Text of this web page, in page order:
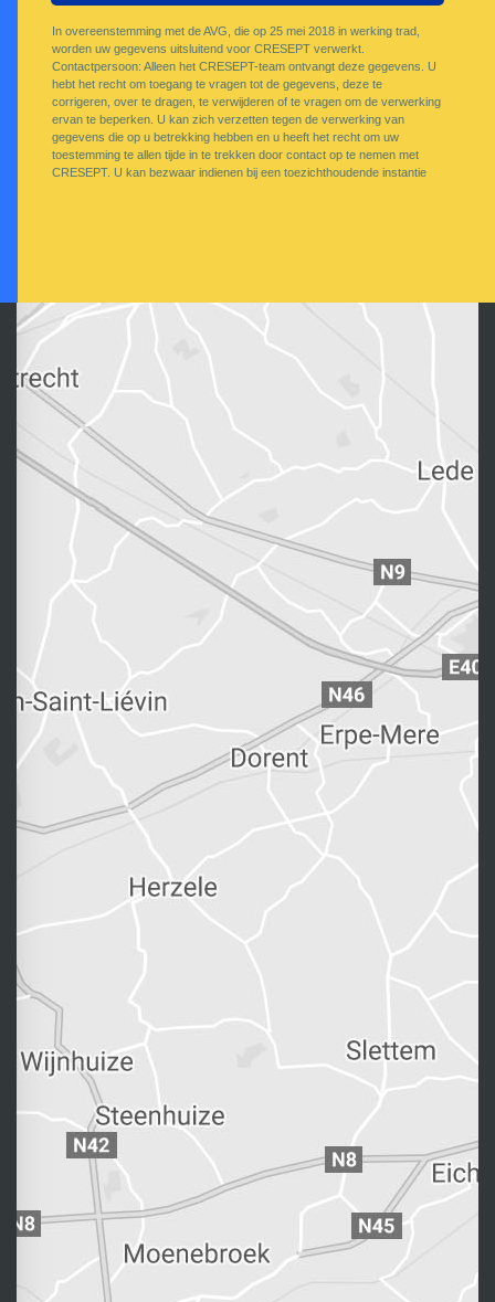
In overeenstemming met de AVG, die op 25 mei 2018 in werking trad,
worden uw gegevens uitsluitend voor CRESEPT verwerkt.
Contactpersoon: Alleen het CRESEPT-team ontvangt deze gegevens. U
hebt het recht om toegang te vragen tot de gegevens, deze te
corrigeren, over te dragen, te verwijderen of te vragen om de verwerking
ervan te beperken. U kan zich verzetten tegen de verwerking van
gegevens die op u betrekking hebben en u heeft het recht om uw
toestemming te allen tijde in te trekken door contact op te nemen met
CRESEPT. U kan bezwaar indienen bij een toezichthoudende instantie